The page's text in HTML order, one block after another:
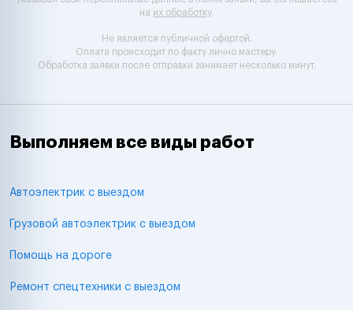
на их обработку.
Не является публичной офертой.
Оплата происходит по факту лично мастеру.
Обработка заявки после отправки занимает несколько минут.
Выполняем все виды работ
Автоэлектрик с выездом
Грузовой автоэлектрик с выездом
Помощь на дороге
Ремонт спецтехники с выездом